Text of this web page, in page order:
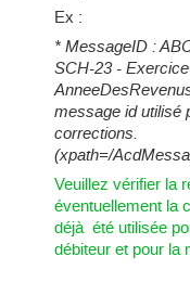
Ex :
* MessageID :
SCH-23 -
message id utilisé
corrections.
(xpath=/
Veuillez vérifier la
éventuellement la
déjà été utilisée
débiteur et pour la